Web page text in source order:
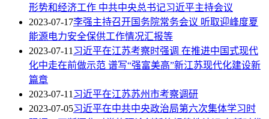
形势和经济工作 中共中央总书记习近平主持会议
2023-07-17李强主持召开国务院常务会议 听取迎峰度夏
能源电力安全保供工作情况汇报等
2023-07-11习近平在江苏考察时强调 在推进中国式现代
化中走在前做示范 谱写“强富美高”新江苏现代化建设新
篇章
2023-07-11习近平在江苏苏州市考察调研
2023-07-05习近平在中共中央政治局第六次集体学习时